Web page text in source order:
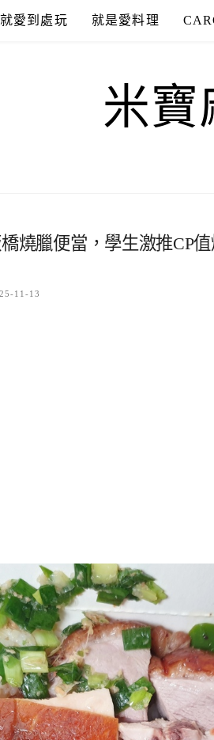
就愛到處玩 就是愛料理
米寶
燒臘便當，學生激推CP
11-13